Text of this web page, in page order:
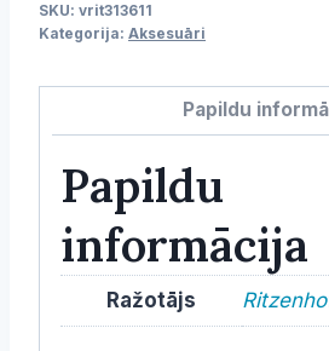
balts,
cm,
SKU: vrit313611
Kategorija: Aksesuāri
Papildu
Papildu
informācija
Ražotājs